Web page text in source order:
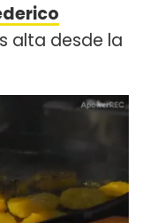
alta desde la